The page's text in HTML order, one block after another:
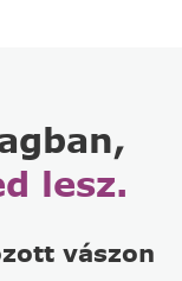
lesz.
vászon